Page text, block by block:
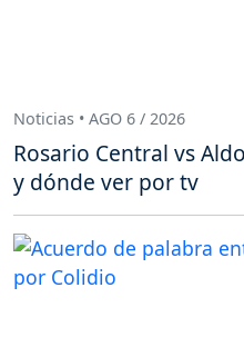
Noticias • AGO 6 / 2026
Rosario Central vs
y dónde ver por tv